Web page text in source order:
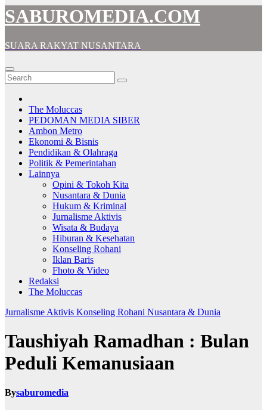
SABUROMEDIA.COM
SUARA RAKYAT NUSANTARA
The Moluccas
PEDOMAN MEDIA SIBER
Ambon Metro
Ekonomi & Bisnis
Pendidikan & Olahraga
Politik & Pemerintahan
Lainnya
Opini & Tokoh Kita
Nusantara & Dunia
Hukum & Kriminal
Jurnalisme Aktivis
Wisata & Budaya
Hiburan & Kesehatan
Konseling Rohani
Iklan Baris
Fhoto & Video
Redaksi
The Moluccas
Jurnalisme Aktivis Konseling Rohani Nusantara & Dunia
Taushiyah Ramadhan : Bulan
Peduli Kemanusiaan
Bysaburomedia